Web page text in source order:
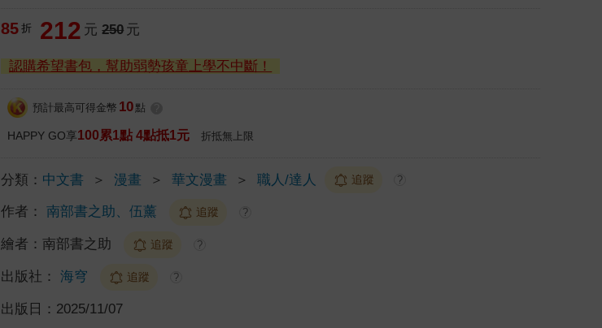
85 折 212 元 250 元
認購希望書包，幫助弱勢孩童上學不中斷！
預計最高可得金幣 10 點
HAPPY GO享100累1點 4點抵1元 折抵無上限
分類： 中文書 ＞ 漫畫 ＞ 華文漫畫 ＞ 職人/達人 追蹤 ?
作者： 南部書之助、伍薰 追蹤 ?
繪者：南部書之助 追蹤 ?
出版社： 海穹 追蹤 ?
出版日： 2025/11/07